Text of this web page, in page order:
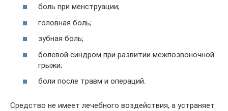
боль при менструации;
головная боль;
зубная боль;
болевой синдром при развитии межпозвоночной
грыжи;
боли после травм и операций.
Средство не имеет лечебного воздействия, а устраняет